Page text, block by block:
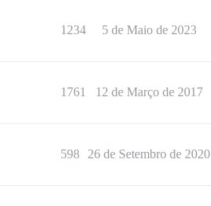
1234 5 de Maio de 2023
1761 12 de Março de 2017
598 26 de Setembro de 2020